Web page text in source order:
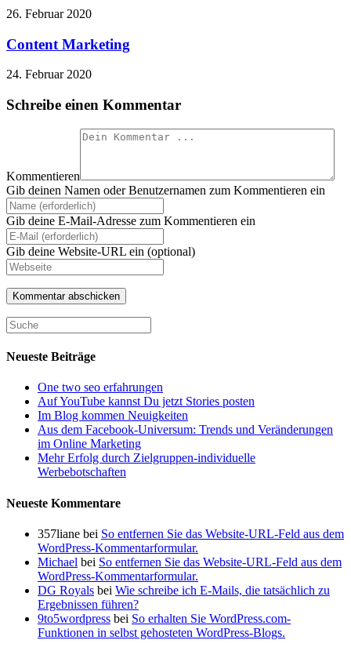
26. Februar 2020
Content Marketing
24. Februar 2020
Schreibe einen Kommentar
Kommentieren
Gib deinen Namen oder Benutzernamen zum Kommentieren ein
Gib deine E-Mail-Adresse zum Kommentieren ein
Gib deine Website-URL ein (optional)
Neueste Beiträge
One two seo erfahrungen
Auf YouTube kannst Du jetzt Stories posten
Im Blog kommen Neuigkeiten
Aus dem Facebook-Universum: Trends und Veränderungen
im Online Marketing
Mehr Erfolg durch Zielgruppen-individuelle
Werbebotschaften
Neueste Kommentare
357liane bei So entfernen Sie das Website-URL-Feld aus dem
WordPress-Kommentarformular.
Michael bei So entfernen Sie das Website-URL-Feld aus dem
WordPress-Kommentarformular.
DG Royals bei Wie schreibe ich E-Mails, die tatsächlich zu
Ergebnissen führen?
9to5wordpress bei So erhalten Sie WordPress.com-
Funktionen in selbst gehosteten WordPress-Blogs.